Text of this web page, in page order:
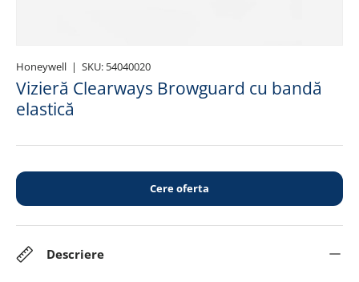
Honeywell | SKU: 54040020
Vizieră Clearways Browguard cu bandă
elastică
Cere oferta
Descriere